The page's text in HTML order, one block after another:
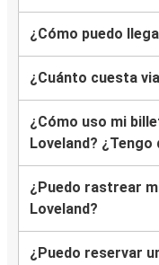
¿Cómo puedo
¿Cuánto cuesta
¿Cómo uso mi
Loveland?
¿Puedo rastrear
Loveland?
¿Puedo reservar